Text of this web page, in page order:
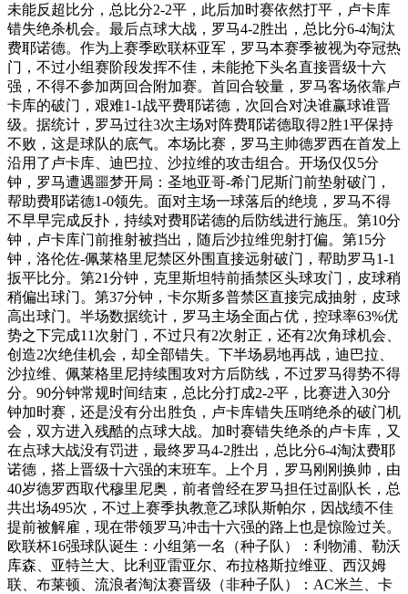
未能反超比分，总比分2-2平，此后加时赛依然打平，卢卡库
错失绝杀机会。最后点球大战，罗马4-2胜出，总比分6-4淘汰
费耶诺德。作为上赛季欧联杯亚军，罗马本赛季被视为夺冠热
门，不过小组赛阶段发挥不佳，未能抢下头名直接晋级十六
强，不得不参加两回合附加赛。首回合较量，罗马客场依靠卢
卡库的破门，艰难1-1战平费耶诺德，次回合对决谁赢球谁晋
级。据统计，罗马过往3次主场对阵费耶诺德取得2胜1平保持
不败，这是球队的底气。本场比赛，罗马主帅德罗西在首发上
沿用了卢卡库、迪巴拉、沙拉维的攻击组合。开场仅仅5分
钟，罗马遭遇噩梦开局：圣地亚哥-希门尼斯门前垫射破门，
帮助费耶诺德1-0领先。面对主场一球落后的绝境，罗马不得
不早早完成反扑，持续对费耶诺德的后防线进行施压。第10分
钟，卢卡库门前推射被挡出，随后沙拉维兜射打偏。第15分
钟，洛伦佐-佩莱格里尼禁区外围直接远射破门，帮助罗马1-1
扳平比分。第21分钟，克里斯坦特前插禁区头球攻门，皮球稍
稍偏出球门。第37分钟，卡尔斯多普禁区直接完成抽射，皮球
高出球门。半场数据统计，罗马主场全面占优，控球率63%优
势之下完成11次射门，不过只有2次射正，还有2次角球机会、
创造2次绝佳机会，却全部错失。下半场易地再战，迪巴拉、
沙拉维、佩莱格里尼持续围攻对方后防线，不过罗马得势不得
分。90分钟常规时间结束，总比分打成2-2平，比赛进入30分
钟加时赛，还是没有分出胜负，卢卡库错失压哨绝杀的破门机
会，双方进入残酷的点球大战。加时赛错失绝杀的卢卡库，又
在点球大战没有罚进，最终罗马4-2胜出，总比分6-4淘汰费耶
诺德，搭上晋级十六强的末班车。上个月，罗马刚刚换帅，由
40岁德罗西取代穆里尼奥，前者曾经在罗马担任过副队长，总
共出场495次，不过上赛季执教意乙球队斯帕尔，因战绩不佳
提前被解雇，现在带领罗马冲击十六强的路上也是惊险过关。
欧联杯16强球队诞生：小组第一名（种子队）：利物浦、勒沃
库森、亚特兰大、比利亚雷亚尔、布拉格斯拉维亚、西汉姆
联、布莱顿、流浪者淘汰赛晋级（非种子队）：AC米兰、卡